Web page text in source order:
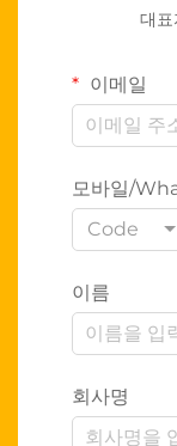
대
이메일
모바일/
Code
이름
회사명